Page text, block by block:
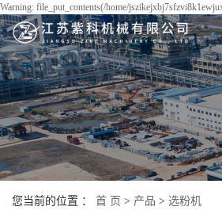
Warning: file_put_contents(/home/
您当前的位置 ： 首 页 > 产品 > 选粉机